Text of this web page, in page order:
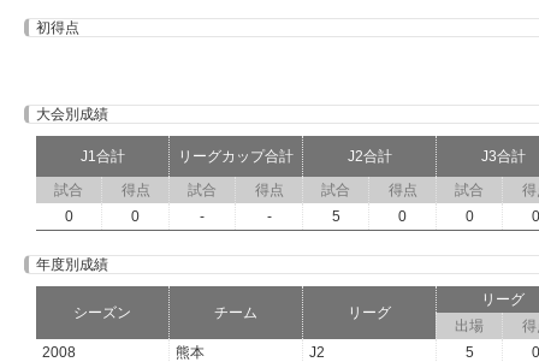
初得点
大会別成績
J1合計 リーグカップ合計 J2合計
J3合計
試合
得点 試合 得点 試合 得点 試合
得
0
0 - - 5 0 0 0
年度別成績
シーズン チーム リーグ
リーグ
出場
得
2008
熊本 J2 5 0